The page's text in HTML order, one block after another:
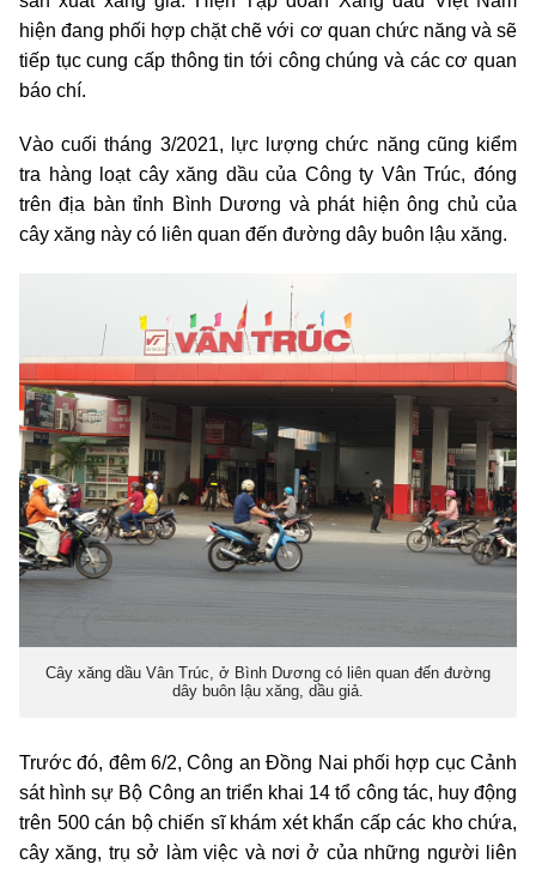
hiện đang phối hợp chặt chẽ với cơ quan chức năng và sẽ
tiếp tục cung cấp thông tin tới công chúng và các cơ quan
báo chí.
Vào cuối tháng 3/2021, lực lượng chức năng cũng kiểm
tra hàng loạt cây xăng dầu của Công ty Vân Trúc, đóng
trên địa bàn tỉnh Bình Dương và phát hiện ông chủ của
cây xăng này có liên quan đến đường dây buôn lậu xăng.
Cây xăng dầu Vân Trúc, ở Bình Dương có liên quan đến đường
dây buôn lậu xăng, dầu giả.
Trước đó, đêm 6/2, Công an Đồng Nai phối hợp cục Cảnh
sát hình sự Bộ Công an triển khai 14 tổ công tác, huy động
trên 500 cán bộ chiến sĩ khám xét khẩn cấp các kho chứa,
cây xăng, trụ sở làm việc và nơi ở của những người liên